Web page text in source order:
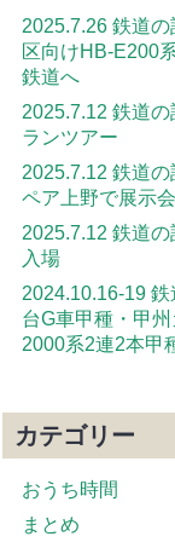
2025.7.26 鉄道
区向けHB-E200
鉄道へ
2025.7.12 鉄道
ランツアー
2025.7.12 鉄道
ペア上野で展示会
2025.7.12 鉄道
入場
2024.10.16-19
台G車甲種・甲
2000系2連2本甲
カテゴリー
おうち時間
まとめ